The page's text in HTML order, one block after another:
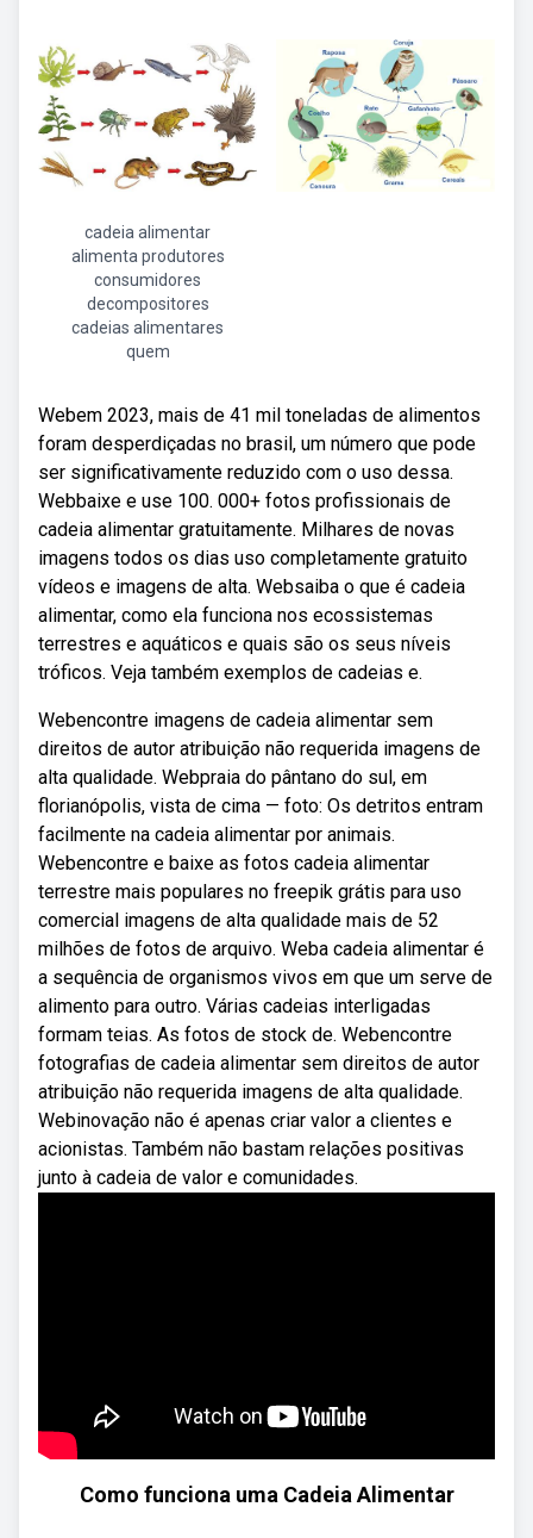
cadeia alimentar
alimenta produtores
consumidores
decompositores
cadeias alimentares
quem
Webem 2023, mais de 41 mil toneladas de alimentos
foram desperdiçadas no brasil, um número que pode
ser significativamente reduzido com o uso dessa.
Webbaixe e use 100. 000+ fotos profissionais de
cadeia alimentar gratuitamente. Milhares de novas
imagens todos os dias uso completamente gratuito
vídeos e imagens de alta. Websaiba o que é cadeia
alimentar, como ela funciona nos ecossistemas
terrestres e aquáticos e quais são os seus níveis
tróficos. Veja também exemplos de cadeias e.
Webencontre imagens de cadeia alimentar sem
direitos de autor atribuição não requerida imagens de
alta qualidade. Webpraia do pântano do sul, em
florianópolis, vista de cima — foto: Os detritos entram
facilmente na cadeia alimentar por animais.
Webencontre e baixe as fotos cadeia alimentar
terrestre mais populares no freepik grátis para uso
comercial imagens de alta qualidade mais de 52
milhões de fotos de arquivo. Weba cadeia alimentar é
a sequência de organismos vivos em que um serve de
alimento para outro. Várias cadeias interligadas
formam teias. As fotos de stock de. Webencontre
fotografias de cadeia alimentar sem direitos de autor
atribuição não requerida imagens de alta qualidade.
Webinovação não é apenas criar valor a clientes e
acionistas. Também não bastam relações positivas
junto à cadeia de valor e comunidades.
Como funciona uma Cadeia Alimentar